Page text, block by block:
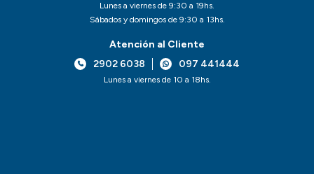
Lunes a viernes de 9:30 a 19hs.
Sábados y domingos de 9:30 a 13hs.
Atención al Cliente
2902 6038
097 441444
Lunes a viernes de 10 a 18hs.